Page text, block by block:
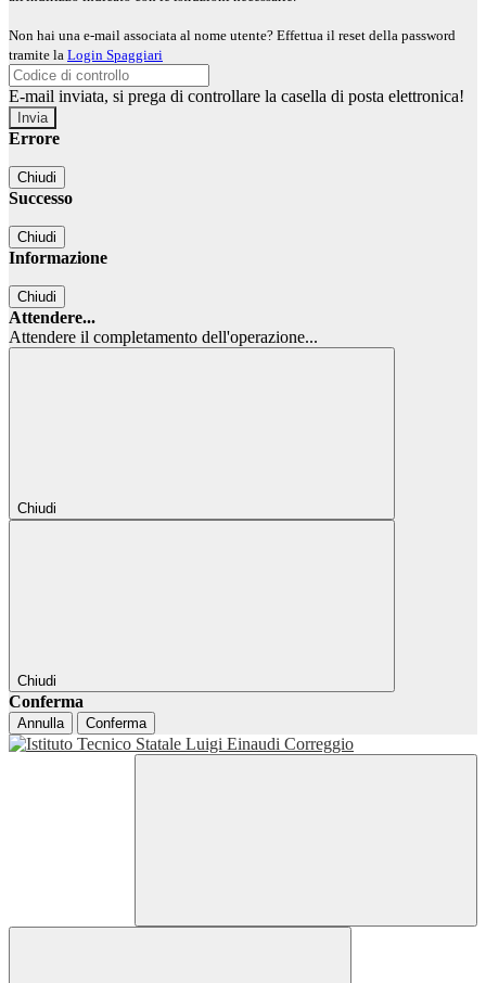
Non hai una e-mail associata al nome utente? Effettua il reset della password
tramite la Login Spaggiari
E-mail inviata, si prega di controllare la casella di posta elettronica!
Errore
Chiudi
Successo
Chiudi
Informazione
Chiudi
Attendere...
Attendere il completamento dell'operazione...
Chiudi
Chiudi
Conferma
Annulla Conferma